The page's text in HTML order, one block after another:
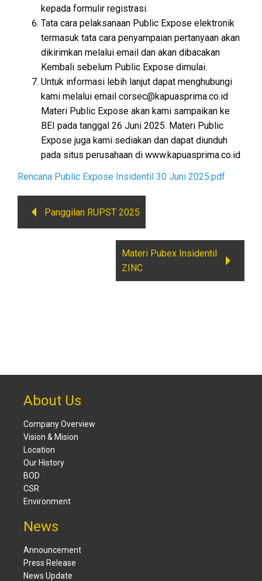
kepada formulir registrasi.
Tata cara pelaksanaan Public Expose elektronik
termasuk tata cara penyampaian pertanyaan akan
dikirimkan melalui email dan akan dibacakan
Kembali sebelum Public Expose dimulai.
Untuk informasi lebih lanjut dapat menghubungi
kami melalui email corsec@kapuasprima.co.id
Materi Public Expose akan kami sampaikan ke
BEI pada tanggal 26 Juni 2025. Materi Public
Expose juga kami sediakan dan dapat diunduh
pada situs perusahaan di www.kapuasprima.co.id
Rencana Public Expose Insidentil 30 Juni 2025.pdf
Panggilan RUPST 2025
Materi Pubex Insidentil
ZINC
About Us
Company Overview
Vision & Mision
Location
Our History
BOD
CSR
Environment
News
Announcement
Press Release
News Update